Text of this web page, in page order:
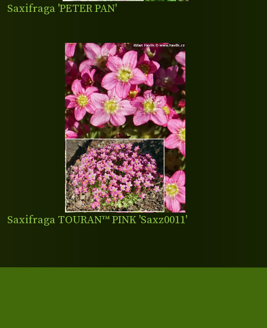
Saxifraga 'PETER PAN'
Saxifraga TOURAN™ PINK 'Saxz0011'